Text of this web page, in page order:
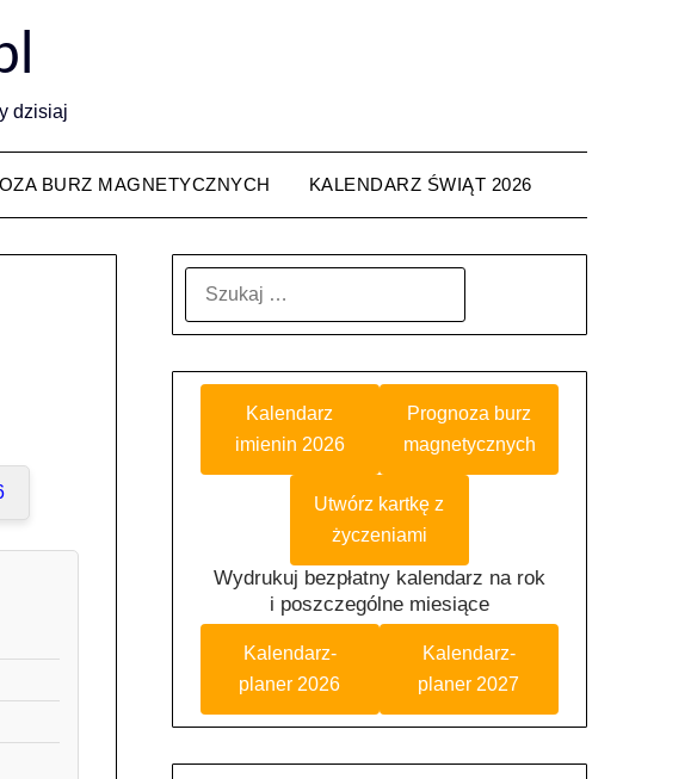
dzisiaj
BURZ MAGNETYCZNYCH KALENDARZ ŚWIĄT 2026
Kalendarz
imienin 2026
Prognoza burz
magnetycznych
Utwórz kartkę z
życzeniami
Wydrukuj bezpłatny kalendarz na rok
i poszczególne miesiące
Kalendarz-
planer 2026
Kalendarz-
planer 2027